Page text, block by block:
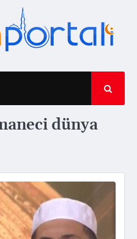
dünya